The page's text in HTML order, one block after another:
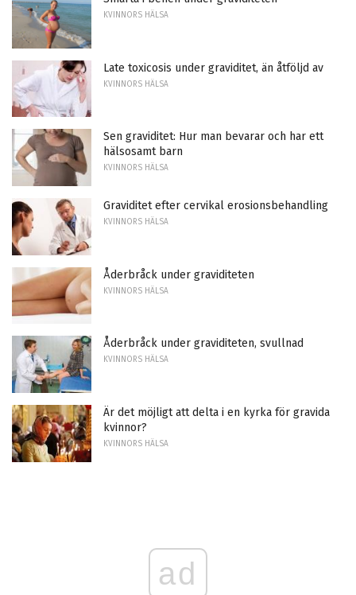
KVINNORS HÄLSA
Late toxicosis under graviditet, än åtföljd av
KVINNORS HÄLSA
Sen graviditet: Hur man bevarar och har ett
hälsosamt barn
KVINNORS HÄLSA
Graviditet efter cervikal erosionsbehandling
KVINNORS HÄLSA
Åderbråck under graviditeten
KVINNORS HÄLSA
Åderbråck under graviditeten, svullnad
KVINNORS HÄLSA
Är det möjligt att delta i en kyrka för gravida
kvinnor?
KVINNORS HÄLSA
ad